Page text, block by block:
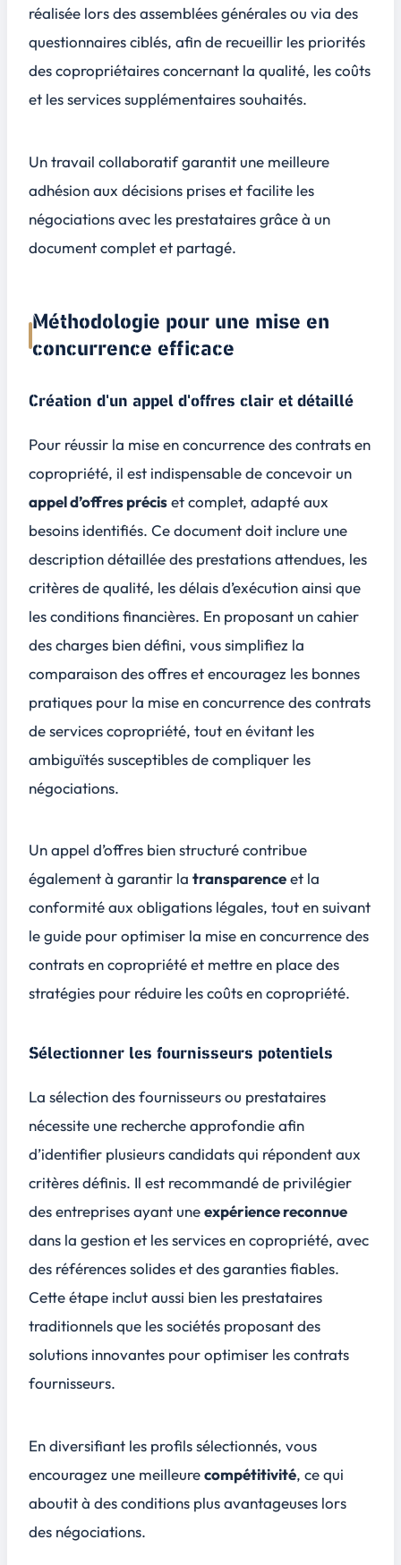
réalisée lors des assemblées générales ou via des
questionnaires ciblés, afin de recueillir les priorités
des copropriétaires concernant la qualité, les coûts
et les services supplémentaires souhaités.
Un travail collaboratif garantit une meilleure
adhésion aux décisions prises et facilite les
négociations avec les prestataires grâce à un
document complet et partagé.
Méthodologie pour une mise en
concurrence efficace
Création d'un appel d'offres clair et détaillé
Pour réussir la mise en concurrence des contrats en
copropriété, il est indispensable de concevoir un
appel d’offres préciset complet, adapté aux
besoins identifiés. Ce document doit inclure une
description détailléedes prestations attendues, les
critères de qualité, les délais d’exécution ainsi que
les conditions financières. En proposant un cahier
des charges bien défini, vous simplifiez la
comparaison des offres et encouragez les bonnes
pratiques pour la mise en concurrence des contrats
de services copropriété, tout en évitant les
ambiguïtés susceptibles de compliquer les
négociations.
Un appel d’offres bien structuré contribue
également à garantir la transparenceet la
conformité aux obligations légales, tout en suivant
le guide pour optimiser la mise en concurrence des
contrats en copropriété et mettre en place des
stratégies pour réduire les coûts en copropriété.
Sélectionner les fournisseurs potentiels
La sélection des fournisseurs ou prestataires
nécessite une recherche approfondie afin
d’identifier plusieurs candidats qui répondent aux
critères définis. Il est recommandé de privilégier
des entreprises ayant uneexpérience reconnue
dans la gestion et les services en copropriété, avec
des références solides et des garanties fiables.
Cette étape inclut aussi bien les prestataires
traditionnels que les sociétés proposant des
solutions innovantes pour optimiser les contrats
fournisseurs.
En diversifiant les profils sélectionnés, vous
encouragez une meilleurecompétitivité, ce qui
aboutit à des conditions plus avantageuses lors
des négociations.